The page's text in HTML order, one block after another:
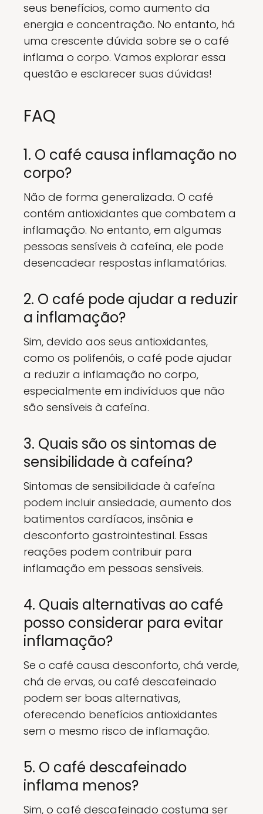
seus benefícios, como aumento da
energia e concentração. No entanto, há
uma crescente dúvida sobre se o café
inflama o corpo. Vamos explorar essa
questão e esclarecer suas dúvidas!
FAQ
1. O café causa inflamação no
corpo?
Não de forma generalizada. O café
contém antioxidantes que combatem a
inflamação. No entanto, em algumas
pessoas sensíveis à cafeína, ele pode
desencadear respostas inflamatórias.
2. O café pode ajudar a reduzir
a inflamação?
Sim, devido aos seus antioxidantes,
como os polifenóis, o café pode ajudar
a reduzir a inflamação no corpo,
especialmente em indivíduos que não
são sensíveis à cafeína.
3. Quais são os sintomas de
sensibilidade à cafeína?
Sintomas de sensibilidade à cafeína
podem incluir ansiedade, aumento dos
batimentos cardíacos, insônia e
desconforto gastrointestinal. Essas
reações podem contribuir para
inflamação em pessoas sensíveis.
4. Quais alternativas ao café
posso considerar para evitar
inflamação?
Se o café causa desconforto, chá verde,
chá de ervas, ou café descafeinado
podem ser boas alternativas,
oferecendo benefícios antioxidantes
sem o mesmo risco de inflamação.
5. O café descafeinado
inflama menos?
Sim, o café descafeinado costuma ser